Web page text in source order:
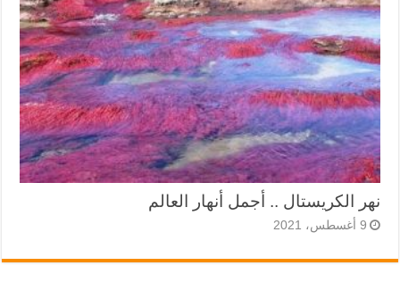
نهر الكريستال .. أجمل أنهار العالم
9 أغسطس، 2021